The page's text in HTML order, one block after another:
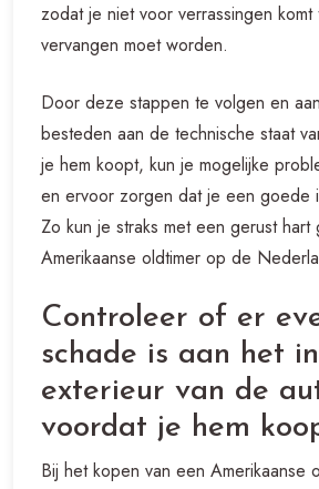
zodat je niet voor verrassingen
vervangen moet worden.
Door deze stappen te volgen en
besteden aan de technische staat
je hem koopt, kun je mogelijke
en ervoor zorgen dat je een goede
Zo kun je straks met een gerust
Amerikaanse oldtimer op de
Controleer of er
schade is aan het
exterieur van de
voordat je hem
Bij het kopen van een Amerikaanse